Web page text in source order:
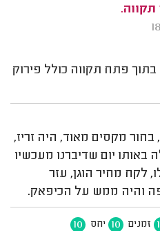
תקווה.
פתח תקווה כולל פירוק
מקסים מאוד, היה זריז,
יום שדיברנו מעכשיו
לקח מחיר הוגן, עזר
והיה ממש על הכיפאק.
זמנים 10 יחס 10